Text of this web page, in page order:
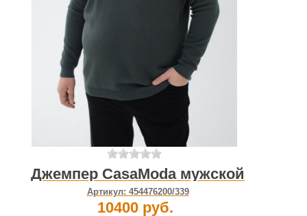
Джемпер CasaModa мужской
Артикул: 454476200/339
10400 руб.